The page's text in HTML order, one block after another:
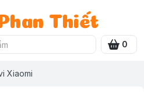
Thiết
0
Xiaomi